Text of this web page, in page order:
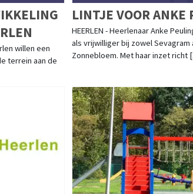
willen een
terrein aan de
LINTJE VOOR ANKE
HEERLEN - Heerlenaar Anke
als vrijwilliger bij zowel Sevagram
Zonnebloem. Met haar inzet richt